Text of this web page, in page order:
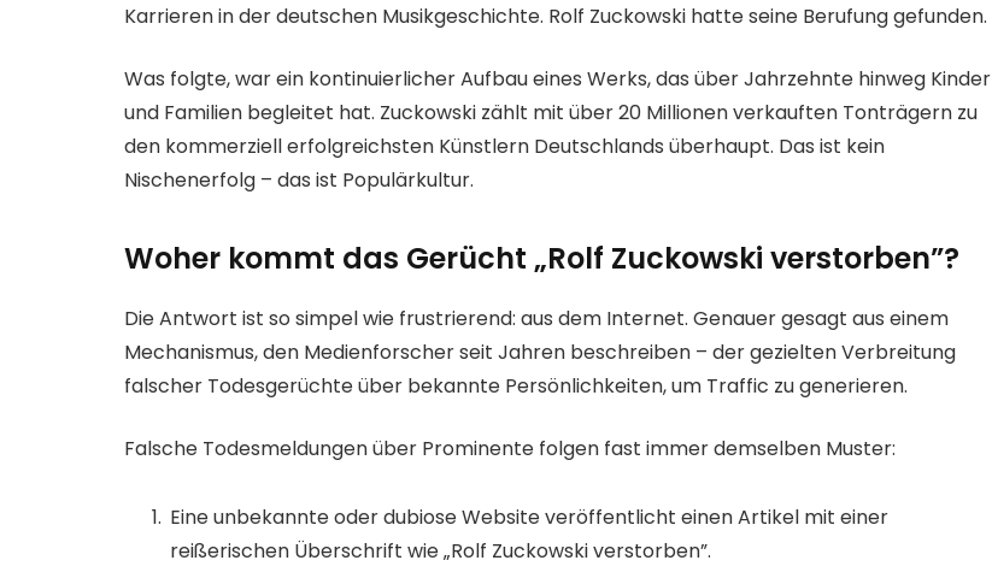
Karrieren in der deutschen Musikgeschichte. Rolf Zuckowski hatte seine Berufung gefunden.
Was folgte, war ein kontinuierlicher Aufbau eines Werks, das über Jahrzehnte hinweg Kinder
und Familien begleitet hat. Zuckowski zählt mit über 20 Millionen verkauften Tonträgern zu
den kommerziell erfolgreichsten Künstlern Deutschlands überhaupt. Das ist kein
Nischenerfolg – das ist Populärkultur.
Woher kommt das Gerücht „Rolf Zuckowski verstorben”?
Die Antwort ist so simpel wie frustrierend: aus dem Internet. Genauer gesagt aus einem
Mechanismus, den Medienforscher seit Jahren beschreiben – der gezielten Verbreitung
falscher Todesgerüchte über bekannte Persönlichkeiten, um Traffic zu generieren.
Falsche Todesmeldungen über Prominente folgen fast immer demselben Muster:
Eine unbekannte oder dubiose Website veröffentlicht einen Artikel mit einer
reißerischen Überschrift wie „Rolf Zuckowski verstorben”.